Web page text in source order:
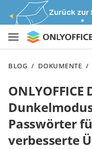
Zurück zur
BLOG / DOKUMENTE /
ONLYOFFICE
Passwörter
verbesserte